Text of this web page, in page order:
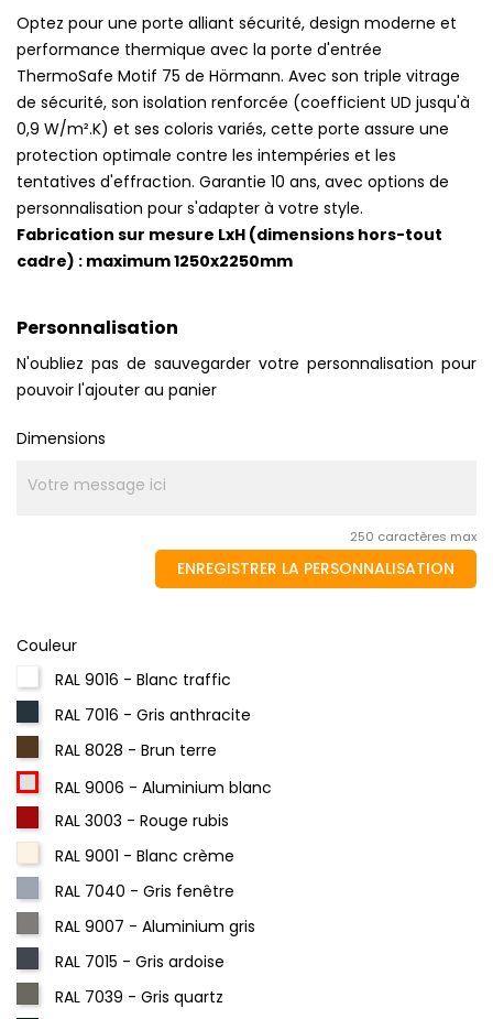
Optez pour une porte alliant sécurité, design moderne et
performance thermique avec la porte d'entrée
ThermoSafe Motif 75 de Hörmann. Avec son triple vitrage
de sécurité, son isolation renforcée (coefficient UD jusqu'à
0,9 W/m².K) et ses coloris variés, cette porte assure une
protection optimale contre les intempéries et les
tentatives d'effraction. Garantie 10 ans, avec options de
personnalisation pour s'adapter à votre style.
Fabrication sur mesure LxH (dimensions hors-tout
cadre) : maximum 1250x2250mm
Personnalisation
N'oubliez pas de sauvegarder votre personnalisation pour
pouvoir l'ajouter au panier
Dimensions
250 caractères max
ENREGISTRER LA PERSONNALISATION
Couleur
RAL 9016 - Blanc traffic
RAL 7016 - Gris anthracite
RAL 8028 - Brun terre
RAL 9006 - Aluminium blanc
RAL 3003 - Rouge rubis
RAL 9001 - Blanc crème
RAL 7040 - Gris fenêtre
RAL 9007 - Aluminium gris
RAL 7015 - Gris ardoise
RAL 7039 - Gris quartz